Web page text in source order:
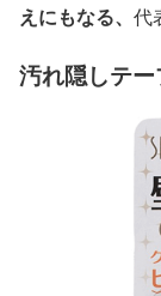
えにもなる、 代
汚れ隠しテー